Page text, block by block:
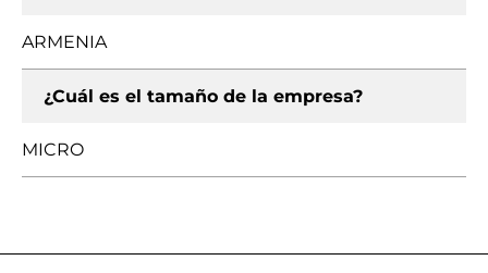
ARMENIA
¿Cuál es el tamaño de la empresa?
MICRO